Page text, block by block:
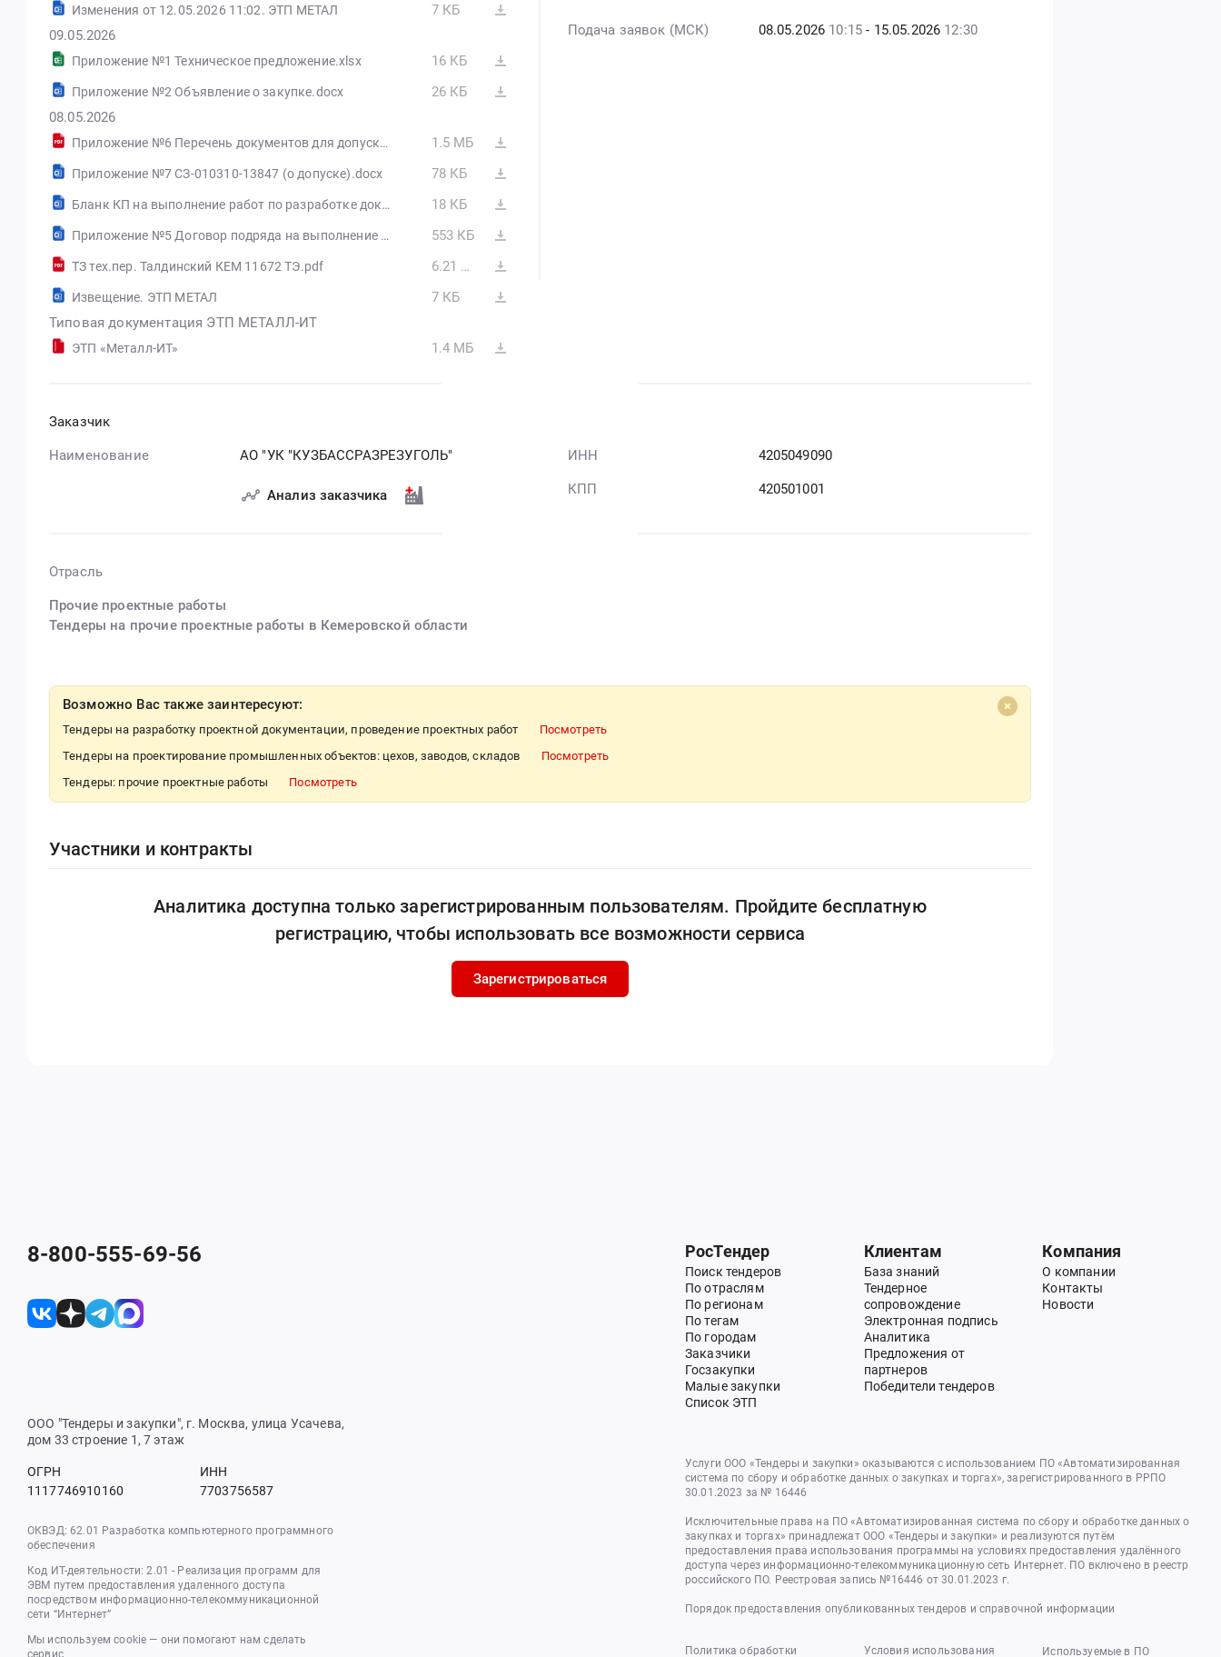
Изменения от 12.05.2026 11:02. ЭТП МЕТАЛ
7 КБ
09.05.2026
Приложение №1 Техническое предложение.xlsx 16 КБ
Приложение №2 Объявление о закупке.docx
26 КБ
08.05.2026
Приложение №6 Перечень документов для допуска к конкурсу.pdf 1.5 МБ
Приложение №7 СЗ-010310-13847 (о допуске).docx 78 КБ
Бланк КП на выполнение работ по разработке документации .docx 18 КБ
Приложение №5 Договор подряда на выполнение проектной и рабочей документации на ОПО.rtf 553 КБ
ТЗ тех.пер. Талдинский КЕМ 11672 ТЭ.pdf 6.21 МБ
Извещение. ЭТП МЕТАЛ
7 КБ
Типовая документация ЭТП МЕТАЛЛ-ИТ
ЭТП «Металл-ИТ» 1.4 МБ
Подача заявок (МСК) 08.05.2026 10:15 - 15.05.2026 12:30
Заказчик
Наименование АО "УК "КУЗБАССРАЗРЕЗУГОЛЬ"
Анализ заказчика
ИНН 4205049090
КПП 420501001
Отрасль
Прочие проектные работы
Тендеры на прочие проектные работы в Кемеровской области
Возможно Вас также заинтересуют:
Тендеры на разработку проектной документации, проведение проектных работ
Посмотреть
Тендеры на проектирование промышленных объектов: цехов, заводов, складов
Посмотреть
Тендеры: прочие проектные работы
Посмотреть
Участники и контракты
Аналитика доступна только зарегистрированным пользователям. Пройдите бесплатную
регистрацию, чтобы использовать все возможности сервиса
Зарегистрироваться
8-800-555-69-56
ООО "Тендеры и закупки", г. Москва, улица Усачева,
дом 33 строение 1, 7 этаж
ОГРН
1117746910160
ИНН
7703756587
ОКВЭД: 62.01 Разработка компьютерного программного
обеспечения
Код ИТ-деятельности: 2.01 - Реализация программ для
ЭВМ путем предоставления удаленного доступа
посредством информационно-телекоммуникационной
сети “Интернет”
Мы используем cookie — они помогают нам сделать
сервис
РосТендер
Поиск тендеров
По отраслям
По регионам
По тегам
По городам
Заказчики
Госзакупки
Малые закупки
Список ЭТП
Клиентам
База знаний
Тендерное
сопровождение
Электронная подпись
Аналитика
Предложения от
партнеров
Победители тендеров
Компания
О компании
Контакты
Новости
Услуги ООО «Тендеры и закупки» оказываются с использованием ПО «Автоматизированная
система по сбору и обработке данных о закупках и торгах», зарегистрированного в РРПО
30.01.2023 за № 16446
Исключительные права на ПО «Автоматизированная система по сбору и обработке данных о
закупках и торгах» принадлежат ООО «Тендеры и закупки» и реализуются путём
предоставления права использования программы на условиях предоставления удалённого
доступа через информационно-телекоммуникационную сеть Интернет. ПО включено в реестр
российского ПО. Реестровая запись №16446 от 30.01.2023 г.
Порядок предоставления опубликованных тендеров и справочной информации
Политика обработки Условия использования Используемые в ПО